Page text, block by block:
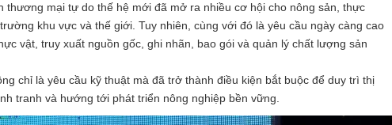
thương mại tự do thế hệ mới đã mở ra nhiều cơ hội cho nông sản, thực
khu vực và thế giới. Tuy nhiên, cùng với đó là yêu cầu ngày càng cao
vật, truy xuất nguồn gốc, ghi nhãn, bao gói và quản lý chất lượng sản
chỉ là yêu cầu kỹ thuật mà đã trở thành điều kiện bắt buộc để duy trì thị
tranh và hướng tới phát triển nông nghiệp bền vững.